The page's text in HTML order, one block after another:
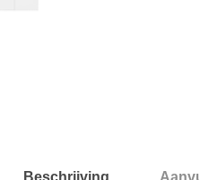
Beschrijving